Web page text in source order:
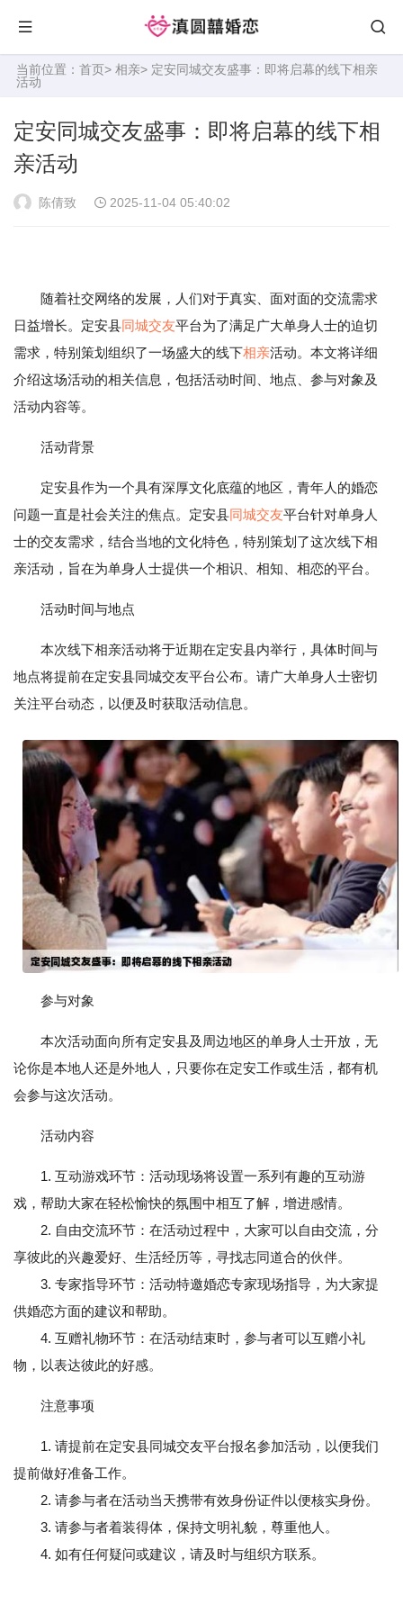
当前位置： 首页> 相亲> 定安同城交友盛事：即将启幕的线下相亲
活动
定安同城交友盛事：即将启幕的线下相
亲活动
陈倩致 2025-11-04 05:40:02
随着社交网络的发展，人们对于真实、面对面的交流需求
日益增长。定安县同城交友平台为了满足广大单身人士的迫切
需求，特别策划组织了一场盛大的线下相亲活动。本文将详细
介绍这场活动的相关信息，包括活动时间、地点、参与对象及
活动内容等。
活动背景
定安县作为一个具有深厚文化底蕴的地区，青年人的婚恋
问题一直是社会关注的焦点。定安县同城交友平台针对单身人
士的交友需求，结合当地的文化特色，特别策划了这次线下相
亲活动，旨在为单身人士提供一个相识、相知、相恋的平台。
活动时间与地点
本次线下相亲活动将于近期在定安县内举行，具体时间与
地点将提前在定安县同城交友平台公布。请广大单身人士密切
关注平台动态，以便及时获取活动信息。
参与对象
本次活动面向所有定安县及周边地区的单身人士开放，无
论你是本地人还是外地人，只要你在定安工作或生活，都有机
会参与这次活动。
活动内容
1. 互动游戏环节：活动现场将设置一系列有趣的互动游
戏，帮助大家在轻松愉快的氛围中相互了解，增进感情。
2. 自由交流环节：在活动过程中，大家可以自由交流，分
享彼此的兴趣爱好、生活经历等，寻找志同道合的伙伴。
3. 专家指导环节：活动特邀婚恋专家现场指导，为大家提
供婚恋方面的建议和帮助。
4. 互赠礼物环节：在活动结束时，参与者可以互赠小礼
物，以表达彼此的好感。
注意事项
1. 请提前在定安县同城交友平台报名参加活动，以便我们
提前做好准备工作。
2. 请参与者在活动当天携带有效身份证件以便核实身份。
3. 请参与者着装得体，保持文明礼貌，尊重他人。
4. 如有任何疑问或建议，请及时与组织方联系。